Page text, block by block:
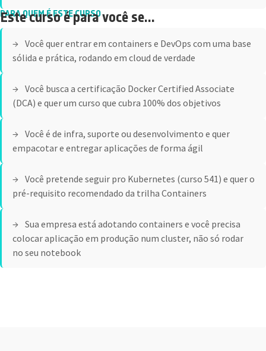
PARA QUEM É ESTE CURSO
Este curso é para você se...
Você quer entrar em containers e DevOps com uma base
sólida e prática, rodando em cloud de verdade
Você busca a certificação Docker Certified Associate
(DCA) e quer um curso que cubra 100% dos objetivos
Você é de infra, suporte ou desenvolvimento e quer
empacotar e entregar aplicações de forma ágil
Você pretende seguir pro Kubernetes (curso 541) e quer o
pré-requisito recomendado da trilha Containers
Sua empresa está adotando containers e você precisa
colocar aplicação em produção num cluster, não só rodar
no seu notebook